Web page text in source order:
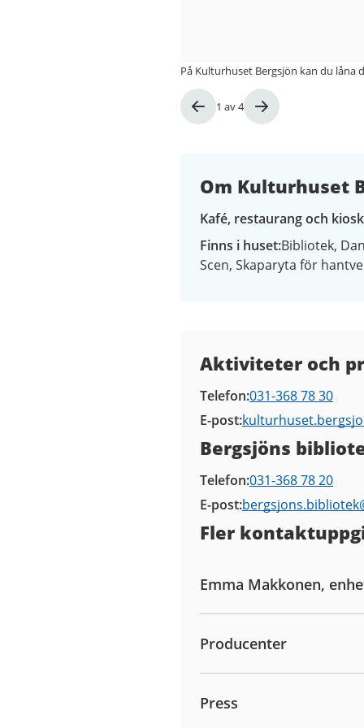
Bild
1 av4
På Kulturhuset Bergsjön kan du låna
Om Kulturhuset
Kafé, restaurang och kiosk
Finns i huset Bibliotek
Scen Skaparyta för
Aktiviteter och
Telefon 031-368 78 30
E-post
Bergsjöns
Telefon 031-368 78 20
E-post
Fler
Emma Makkonen,
Producenter
Press